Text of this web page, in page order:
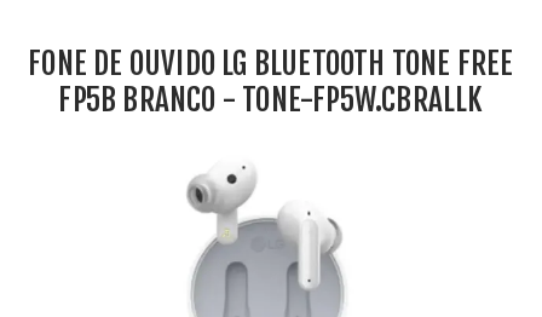
Tone-Fp5w.Cbrallk
FONE DE OUVIDO LG BLUETOOTH TONE FREE
FP5B BRANCO - TONE-FP5W.CBRALLK